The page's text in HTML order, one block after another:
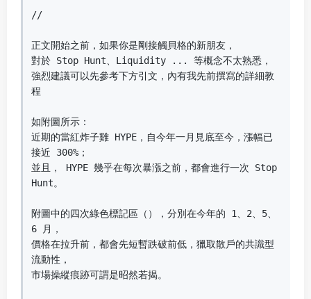
//
正文開始之前，如果你是剛接觸貝格的新朋友，
對於 Stop Hunt、Liquidity ... 等概念不太熟悉，
強烈建議可以先參考下方引文，內有我先前撰寫的詳細教
程
如附圖所示：
近期的當紅炸子雞 HYPE，自今年一月見底至今，漲幅已
接近 300%；
並且， HYPE 幾乎在每次暴漲之前，都會進行一次 Stop
Hunt。
附圖中的四次綠色標記區（），分別在今年的 1、2、5、
6 月，
價格在拉升前，都會先短暫跌破前低，獵取散戶的共識型
流動性，
市場操縱痕跡可謂是昭然若揭。